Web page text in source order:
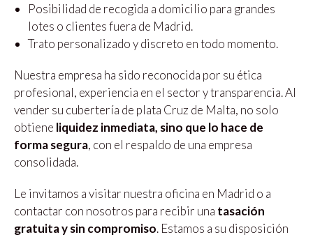
Posibilidad de recogida a domicilio para grandes
lotes o clientes fuera de Madrid.
Trato personalizado y discreto en todo momento.
Nuestra empresa ha sido reconocida por su ética
profesional, experiencia en el sector y transparencia. Al
vender su cubertería de plata Cruz de Malta, no solo
obtiene liquidez inmediata, sino que lo hace de
forma segura, con el respaldo de una empresa
consolidada.
Le invitamos a visitar nuestra oficina en Madrid o a
contactar con nosotros para recibir una tasación
gratuita y sin compromiso. Estamos a su disposición